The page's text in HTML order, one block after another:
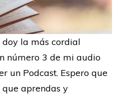
doy la más cordial
número 3 de mi audio
un Podcast. Espero que
que aprendas y